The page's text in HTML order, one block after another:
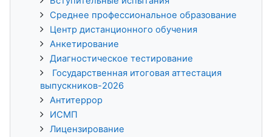
Среднее профессиональное образование
Центр дистанционного обучения
Анкетирование
Диагностическое тестирование
Государственная итоговая аттестация
выпускников-2026
Антитеррор
ИСМП
Лицензирование